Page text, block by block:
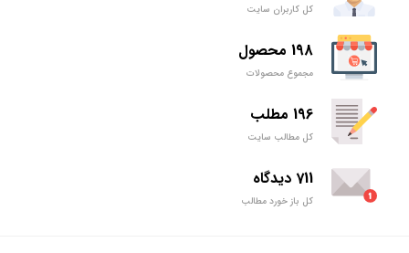
کل کاربران سایت
198 محصول
مجموع محصولات
196 مطلب
کل مطالب سایت
711 دیدگاه
کل باز خورد مطالب